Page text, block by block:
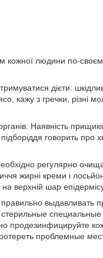
людини по-
дієти:
з гречки, різні
Наявність
говорить
регулярно
жирні креми і
верхній шар
продезинфицируйте
проблемные